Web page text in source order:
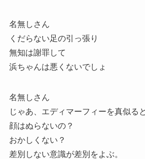
名無しさん
くだらない足の引っ張り
無知は謝罪して
浜ちゃんは悪くないでしょ
名無しさん
じゃあ、エディマーフィーを真似る
顔はぬらないの？
おかしくない？
差別しない意識が差別をよぶ。